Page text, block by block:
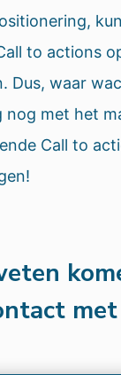
to actions
Dus, waar
nog met het
Call to